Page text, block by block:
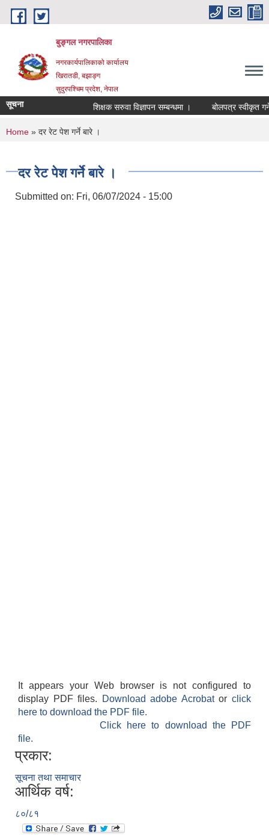
Skip to main content
बुङ्गल नगरपालिका
नगरकार्यपालिकाको कार्यालय
खिरातडी, बझाङ्ग
सुदुरपश्चिम प्रदेश, नेपाल
सूचना शिक्षक सरुवा विज्ञापन सम्बन्धमा । बोलपत्र स्वीकृत
You are here
Home » दर रेट पेश गर्ने बारे ।
दर रेट पेश गर्ने बारे ।
Submitted on: Fri, 06/07/2024 - 15:00
It appears your Web browser is not configured to
display PDF files.
Download adobe Acrobatorclick
here to download the PDF file.
Click here to download the PDF
file.
प्रकार:
सूचना तथा समाचार
आर्थिक वर्ष:
८०/८१